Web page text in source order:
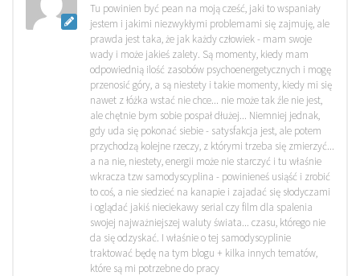
Tu powinien być pean na moją cześć, jaki to wspaniały
jestem i jakimi niezwykłymi problemami się zajmuję, ale
prawda jest taka, że jak każdy człowiek - mam swoje
wady i może jakieś zalety. Są momenty, kiedy mam
odpowiednią ilość zasobów psychoenergetycznych i mogę
przenosić góry, a są niestety i takie momenty, kiedy mi się
nawet z łóżka wstać nie chce... nie może tak źle nie jest,
ale chętnie bym sobie pospał dłużej... Niemniej jednak,
gdy uda się pokonać siebie - satysfakcja jest, ale potem
przychodzą kolejne rzeczy, z którymi trzeba się zmierzyć...
a na nie, niestety, energii może nie starczyć i tu właśnie
wkracza tzw samodyscyplina - powinieneś usiąść i zrobić
to coś, a nie siedzieć na kanapie i zajadać się słodyczami
i oglądać jakiś nieciekawy serial czy film dla spalenia
swojej najważniejszej waluty świata... czasu, którego nie
da się odzyskać. I właśnie o tej samodyscyplinie
traktować będę na tym blogu + kilka innych tematów,
które są mi potrzebne do pracy